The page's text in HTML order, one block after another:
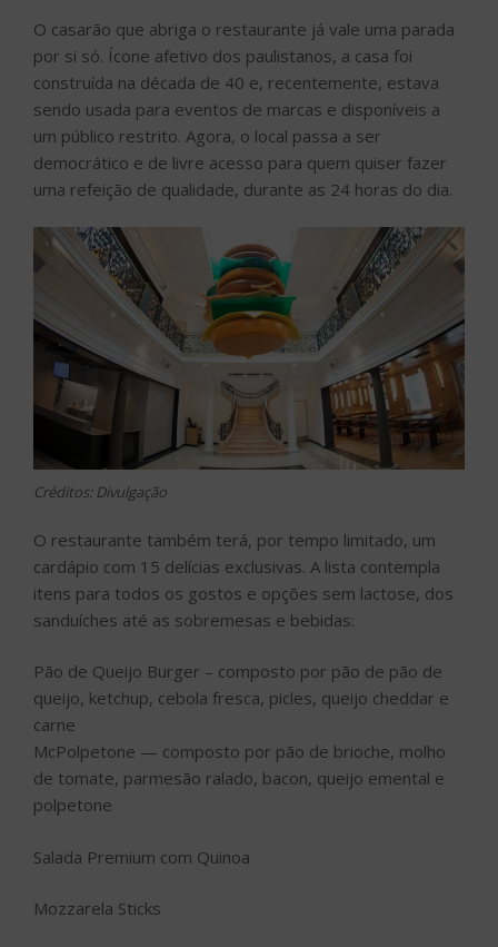
O casarão que abriga o restaurante já vale uma parada
por si só. Ícone afetivo dos paulistanos, a casa foi
construída na década de 40 e, recentemente, estava
sendo usada para eventos de marcas e disponíveis a
um público restrito. Agora, o local passa a ser
democrático e de livre acesso para quem quiser fazer
uma refeição de qualidade, durante as 24 horas do dia.
Créditos: Divulgação
O restaurante também terá, por tempo limitado, um
cardápio com 15 delícias exclusivas. A lista contempla
itens para todos os gostos e opções sem lactose, dos
sanduíches até as sobremesas e bebidas:
Pão de Queijo Burger – composto por pão de pão de
queijo, ketchup, cebola fresca, picles, queijo cheddar e
carne
McPolpetone — composto por pão de brioche, molho
de tomate, parmesão ralado, bacon, queijo emental e
polpetone
Salada Premium com Quinoa
Mozzarela Sticks